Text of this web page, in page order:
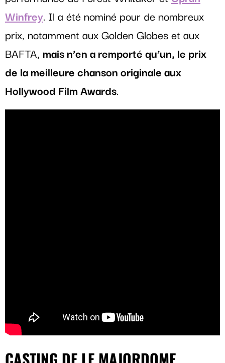
Winfrey. Il a été nominé pour de nombreux
prix, notamment aux Golden Globes et aux
BAFTA, mais n’en a remporté qu’un, le prix
de la meilleure chanson originale aux
Hollywood Film Awards.